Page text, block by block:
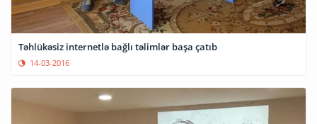
Təhlükəsiz internetlə bağlı təlimlər başa çatıb
14-03-2016